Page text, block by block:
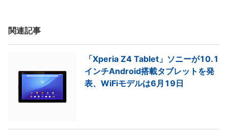
関連記事
「Xperia Z4 Tablet」ソニーが10.1
インチAndroid搭載タブレットを発
表、WiFiモデルは6月19日